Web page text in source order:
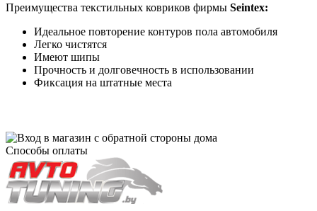
Преимущества текстильных ковриков фирмы Seintex:
Идеальное повторение контуров пола автомобиля
Легко чистятся
Имеют шипы
Прочность и долговечность в использовании
Фиксация на штатные места
Способы оплаты